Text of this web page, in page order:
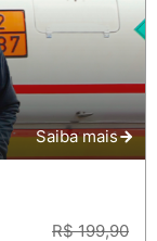
Saiba mais
R$ 199,90